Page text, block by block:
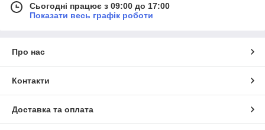
Сьогодні працює з 09:00 до 17:00
Показати весь графік роботи
Про нас
Контакти
Доставка та оплата